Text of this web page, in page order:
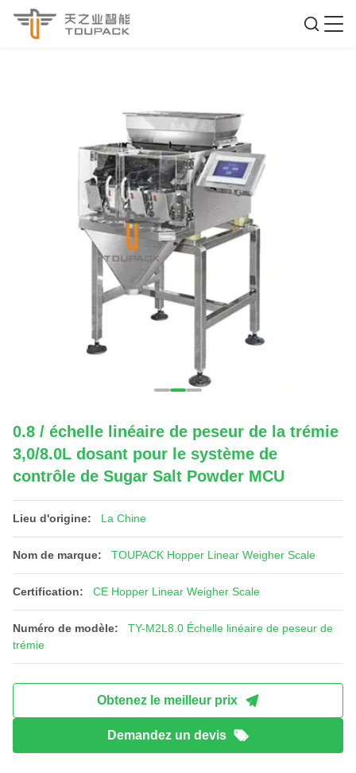
0.8 / échelle linéaire de peseur de la trémie
3,0/8.0L dosant pour le système de
contrôle de Sugar Salt Powder MCU
Lieu d'origine: La Chine
Nom de marque: TOUPACK Hopper Linear Weigher Scale
Certification: CE Hopper Linear Weigher Scale
Numéro de modèle:
TY-M2L8.0 Échelle linéaire de peseur de
trémie
Obtenez le meilleur prix
Demandez un devis